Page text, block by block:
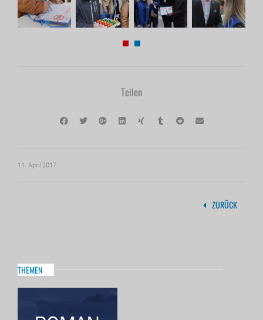
Teilen
11. April 2017
ZURÜCK
THEMEN